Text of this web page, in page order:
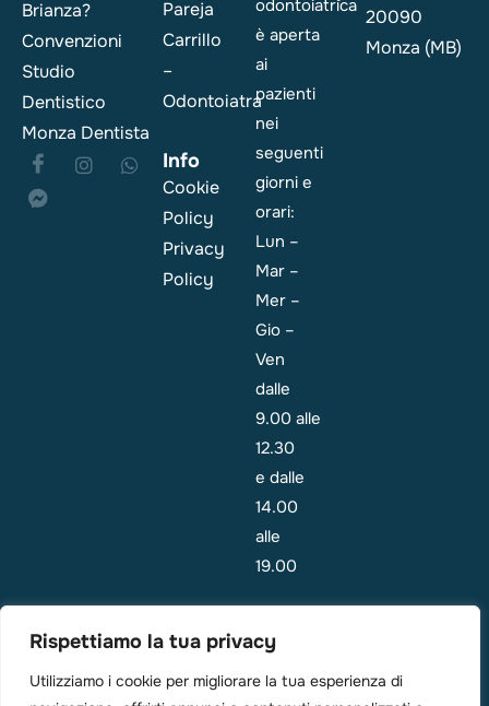
Rispettiamo la tua privacy
Utilizziamo i cookie per migliorare la tua esperienza di
Brianza?
Convenzioni
Studio
Dentistico
Monza Dentista
Pareja
Carrillo
–
Odontoiatra
Info
Cookie
Policy
Privacy
Policy
odontoiatrica
è aperta
ai
pazienti
nei
seguenti
giorni e
orari:
Lun –
Mar –
Mer –
Gio –
Ven
dalle
9.00 alle
12.30
e dalle
14.00
alle
19.00
i
pazienti
20090
Monza (MB)